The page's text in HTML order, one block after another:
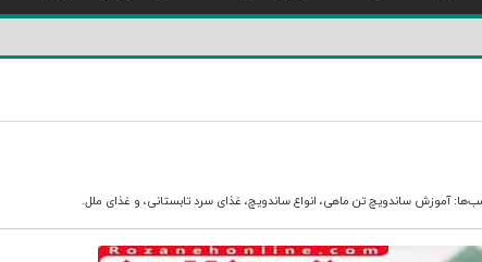
آموزش ساندویچ تن ماهی، انواع ساندویچ، غذای سرد تابستانی، و غذای ملل.